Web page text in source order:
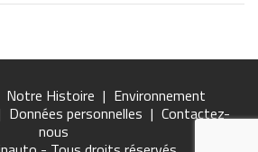
Notre Histoire | Environnement
Données personnelles | Contactez-
nous